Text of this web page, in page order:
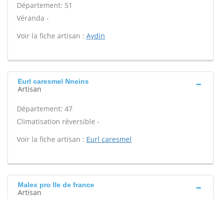
Département: 51
Véranda -
Voir la fiche artisan : Aydin
Eurl caresmel Nneins
Artisan
Département: 47
Climatisation réversible -
Voir la fiche artisan : Eurl caresmel
Malex pro Ile de france
Artisan